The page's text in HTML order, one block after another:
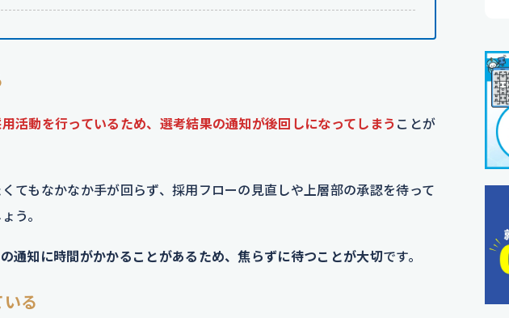
活動を行っているため、選考結果の通知が後回しになってしまう ことが
てもなかなか手が回らず、採用フローの見直しや上層部の承認を待って
う。
通知に時間がかかることがあるため、焦らずに待つことが大切です。
る